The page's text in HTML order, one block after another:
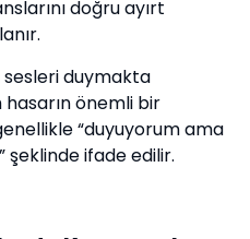
doğru ayırt
sesleri duymakta
önemli bir
“duyuyorum ama
şeklinde ifade edilir.